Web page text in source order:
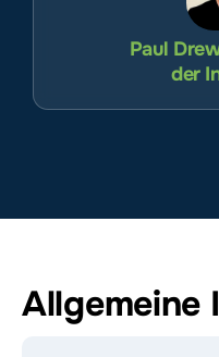
Paul
der
Allgemeine